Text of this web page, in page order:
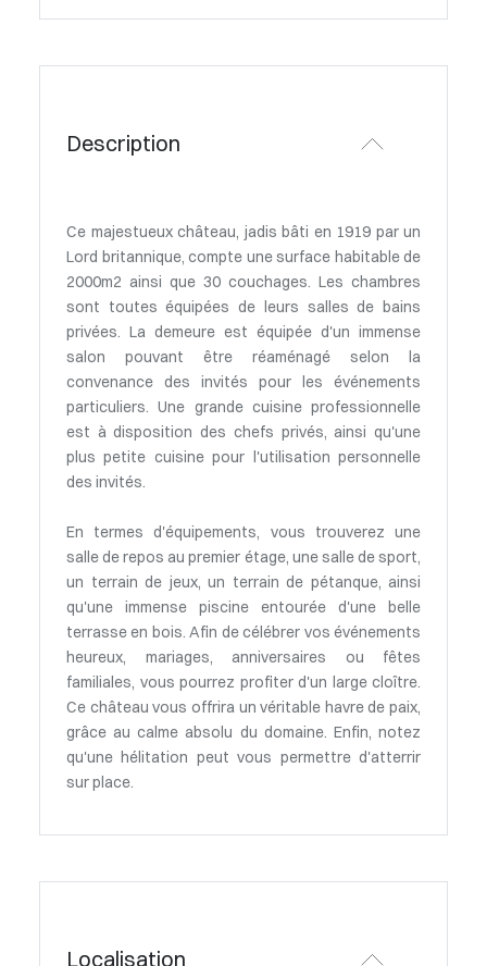
Description
Ce majestueux château, jadis bâti en 1919 par un
Lord britannique, compte une surface habitable de
2000m2 ainsi que 30 couchages. Les chambres
sont toutes équipées de leurs salles de bains
privées. La demeure est équipée d'un immense
salon pouvant être réaménagé selon la
convenance des invités pour les événements
particuliers. Une grande cuisine professionnelle
est à disposition des chefs privés, ainsi qu'une
plus petite cuisine pour l'utilisation personnelle
des invités.
En termes d'équipements, vous trouverez une
salle de repos au premier étage, une salle de sport,
un terrain de jeux, un terrain de pétanque, ainsi
qu'une immense piscine entourée d'une belle
terrasse en bois. Afin de célébrer vos événements
heureux, mariages, anniversaires ou fêtes
familiales, vous pourrez profiter d'un large cloître.
Ce château vous offrira un véritable havre de paix,
grâce au calme absolu du domaine. Enfin, notez
qu'une hélitation peut vous permettre d'atterrir
sur place.
Localisation